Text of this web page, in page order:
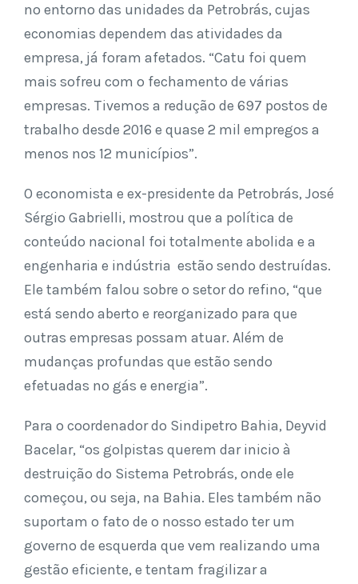
no entorno das unidades da Petrobrás, cujas
economias dependem das atividades da
empresa, já foram afetados. “Catu foi quem
mais sofreu com o fechamento de várias
empresas. Tivemos a redução de 697 postos de
trabalho desde 2016 e quase 2 mil empregos a
menos nos 12 municípios”.
O economista e ex-presidente da Petrobrás, José
Sérgio Gabrielli, mostrou que a política de
conteúdo nacional foi totalmente abolida e a
engenharia e indústria estão sendo destruídas.
Ele também falou sobre o setor do refino, “que
está sendo aberto e reorganizado para que
outras empresas possam atuar. Além de
mudanças profundas que estão sendo
efetuadas no gás e energia”.
Para o coordenador do Sindipetro Bahia, Deyvid
Bacelar, “os golpistas querem dar inicio à
destruição do Sistema Petrobrás, onde ele
começou, ou seja, na Bahia. Eles também não
suportam o fato de o nosso estado ter um
governo de esquerda que vem realizando uma
gestão eficiente, e tentam fragilizar a